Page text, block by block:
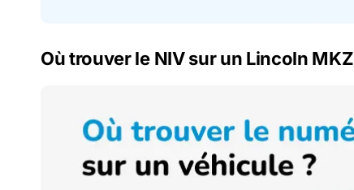
Où trouver le NIV sur un Lincoln MKZ